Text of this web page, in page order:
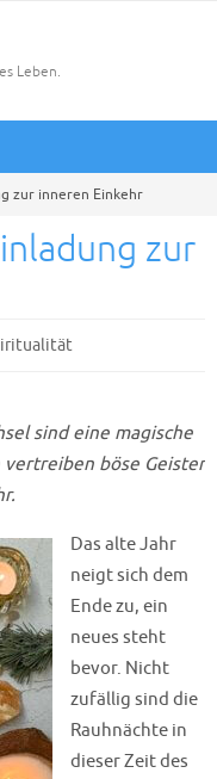
Leben.
zur inneren Einkehr
zur
sind eine magische
böse Geister
Das alte Jahr
neigt sich dem
Ende zu, ein
neues steht
bevor. Nicht
zufällig sind die
Rauhnächte in
dieser Zeit des